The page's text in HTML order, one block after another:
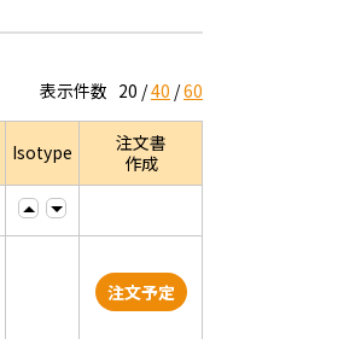
表示件数 20 40 60
Isotype
注文書
作成
注文予定